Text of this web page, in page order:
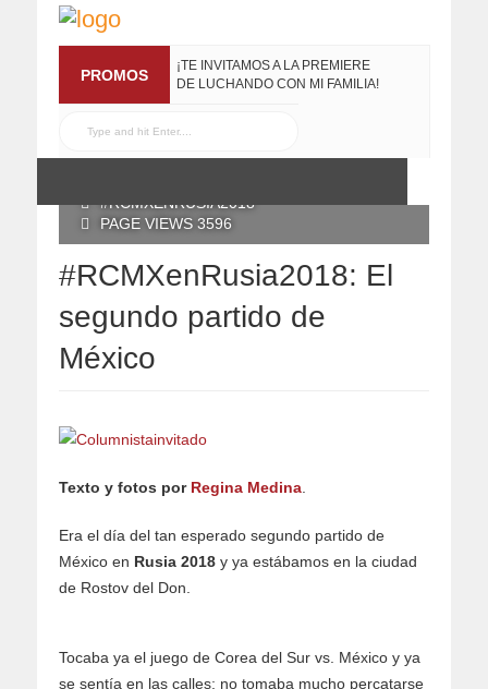
PROMOS
¡TE INVITAMOS A LA PREMIERE
DE LUCHANDO CON MI FAMILIA!
REGALA EL COMPILADO
#ELRECOMENDADOVOL4
POSTED BY RECONOCE MX
#RCMXENRUSIA2018
PAGE VIEWS 3596
#RCMXenRusia2018: El
segundo partido de
México
Texto y fotos por Regina Medina
Era el día del tan esperado segundo partido de
México en Rusia 2018 y ya estábamos en la ciudad
de Rostov del Don.
Tocaba ya el juego de Corea del Sur vs. México y ya
se sentía en las calles; no tomaba mucho percatarse